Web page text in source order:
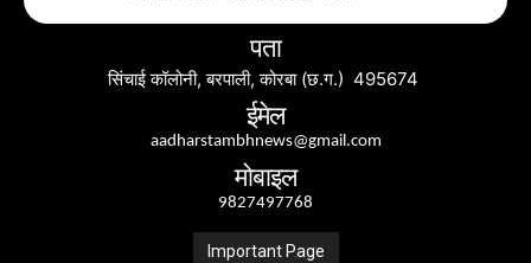
पता
सिंचाई कॉलोनी, बरपाली, कोरबा (छ.ग.) 495674
ईमेल
aadharstambhnews@gmail.com
मोबाइल
9827497768
Important Page